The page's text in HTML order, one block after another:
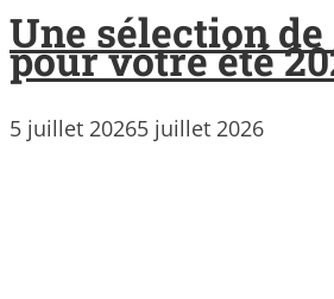
Une sélection de
pour votre été
5 juillet 20265 juillet 2026